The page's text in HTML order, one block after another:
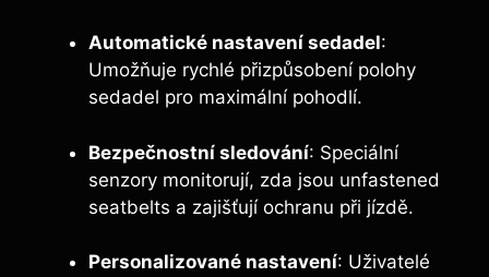
Automatické nastavení sedadel:
Umožňuje rychlé přizpůsobení polohy
sedadel pro maximální pohodlí.
Bezpečnostní sledování: Speciální
senzory monitorují, zda jsou unfastened
seatbelts a zajišťují ochranu při jízdě.
Personalizované nastavení: Uživatelé